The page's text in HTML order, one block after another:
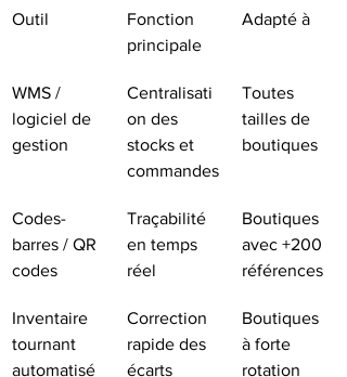
Outil
Fonction
principale
Adapté à
WMS /
logiciel de
gestion
Centralisati
on des
stocks et
commandes
Toutes
tailles de
boutiques
Codes-
barres / QR
codes
Traçabilité
en temps
réel
Boutiques
avec +200
références
Inventaire
tournant
automatisé
Correction
rapide des
écarts
Boutiques
à forte
rotation